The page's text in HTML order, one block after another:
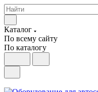
Каталог
По всему сайту
По каталогу